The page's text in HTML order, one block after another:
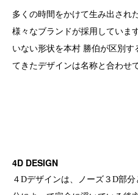
多くの時間をかけて生み出され
様々なブランドが採用していま
いない形状を本村 勝伯が区別
てきたデザインは名称と合わせ
4D DESIGN
４Dデザインは、ノーズ３D部